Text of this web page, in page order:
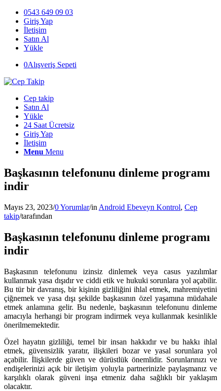
0543 649 09 03
Giriş Yap
İletişim
Satın Al
Yükle
0Alışveriş Sepeti
Cep takip
Satın Al
Yükle
24 Saat Ücretsiz
Giriş Yap
İletişim
Menu Menu
Başkasının telefonunu dinleme programı
indir
Mayıs 23, 2023/0 Yorumlar/in Android Ebeveyn Kontrol, Cep
takip/tarafından
Başkasının telefonunu dinleme programı
indir
Başkasının telefonunu izinsiz dinlemek veya casus yazılımlar
kullanmak yasa dışıdır ve ciddi etik ve hukuki sorunlara yol açabilir.
Bu tür bir davranış, bir kişinin gizliliğini ihlal etmek, mahremiyetini
çiğnemek ve yasa dışı şekilde başkasının özel yaşamına müdahale
etmek anlamına gelir. Bu nedenle, başkasının telefonunu dinleme
amacıyla herhangi bir program indirmek veya kullanmak kesinlikle
önerilmemektedir.
Özel hayatın gizliliği, temel bir insan hakkıdır ve bu hakkı ihlal
etmek, güvensizlik yaratır, ilişkileri bozar ve yasal sorunlara yol
açabilir. İlişkilerde güven ve dürüstlük önemlidir. Sorunlarınızı ve
endişelerinizi açık bir iletişim yoluyla partnerinizle paylaşmanız ve
karşılıklı olarak güveni inşa etmeniz daha sağlıklı bir yaklaşım
olacaktır.